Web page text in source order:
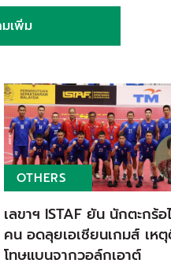
เพิ่ม
OTHERS
เลขาฯ ISTAF ยัน นักตะกร้
คน อดลุยเอเชียนเกมส์ เห
โทษแบนจากวอล์กเอาต์